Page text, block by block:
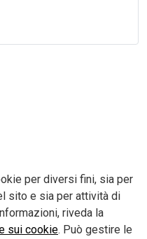
per diversi fini, sia per
sito e sia per attività di
riveda la
sui cookie. Può gestire le